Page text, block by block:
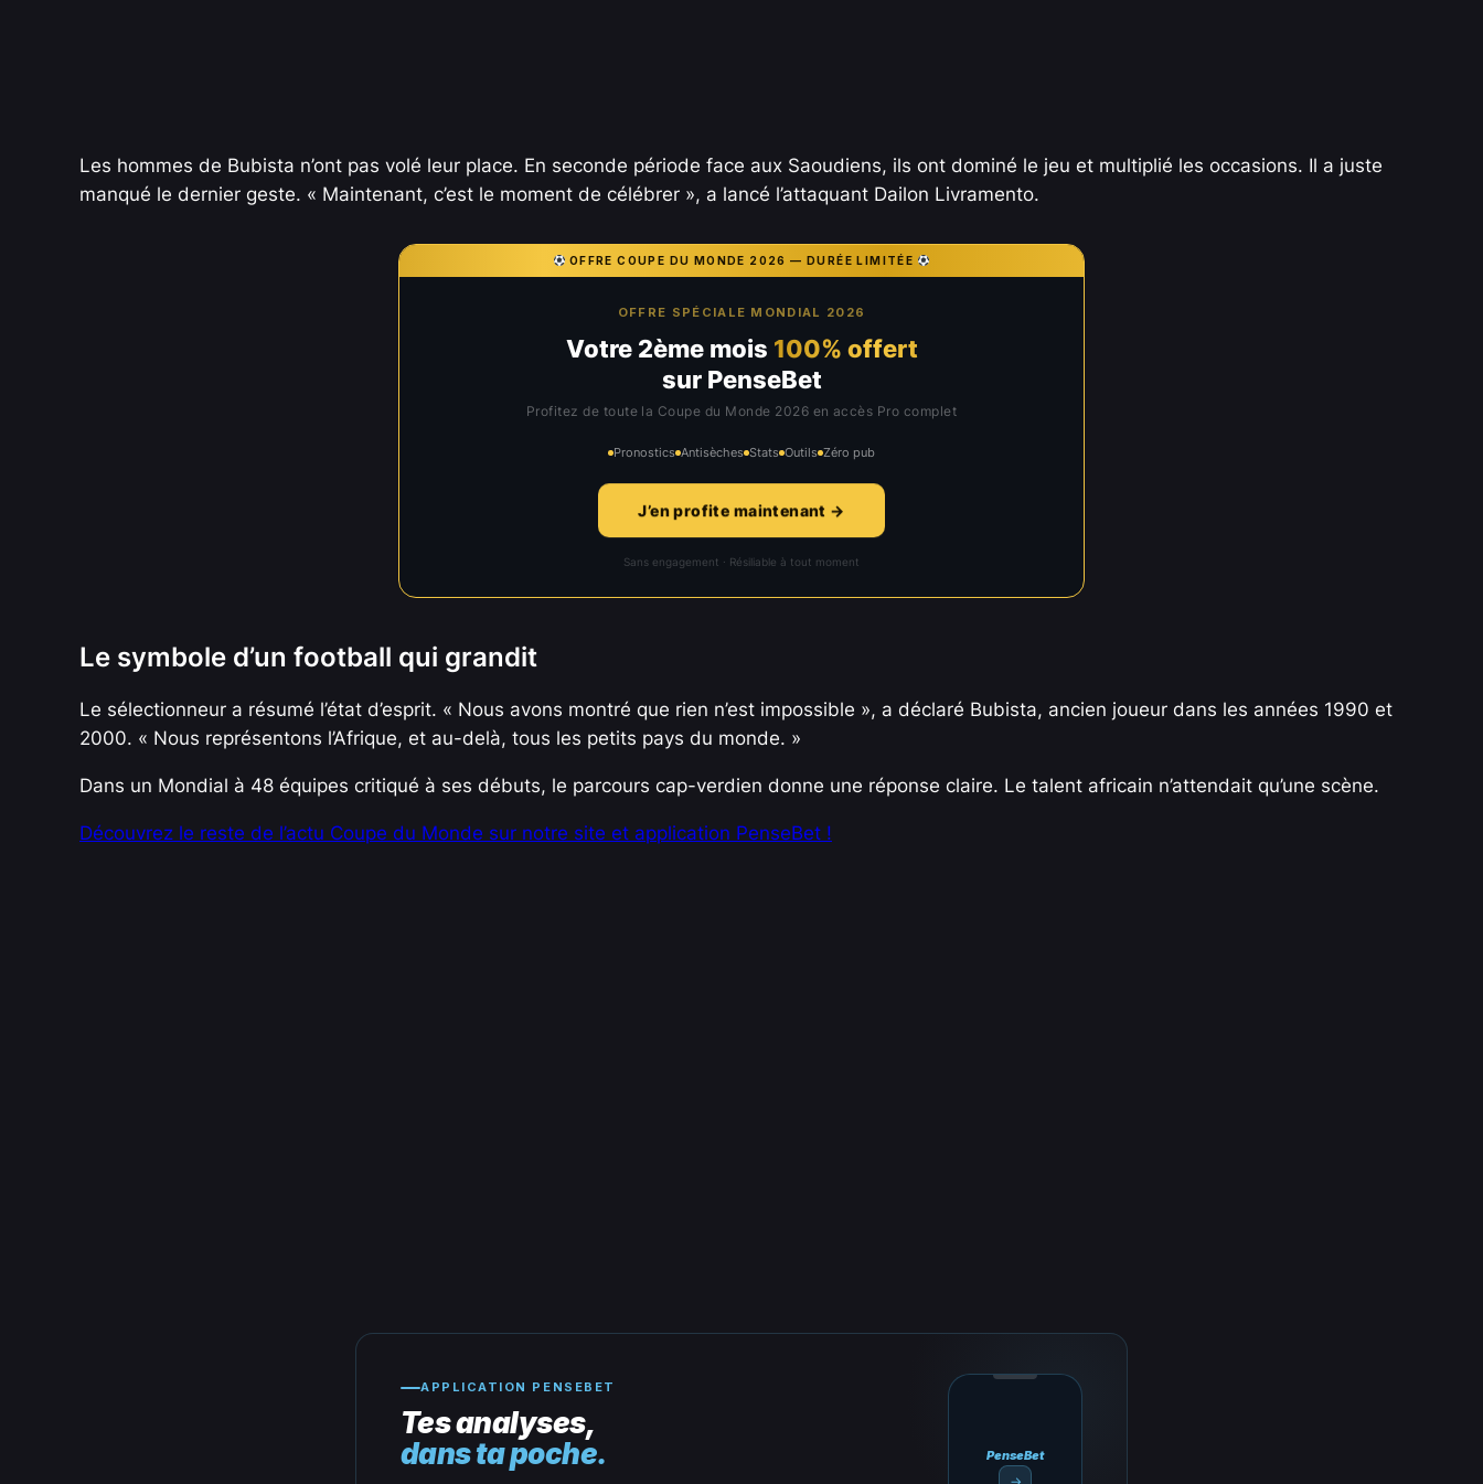
Les hommes de Bubista n’ont pas volé leur place. En seconde période face aux Saoudiens, ils ont dominé le jeu et multiplié les occasions. Il a juste
manqué le dernier geste. « Maintenant, c’est le moment de célébrer », a lancé l’attaquant Dailon Livramento.
OFFRE COUPE DU MONDE 2026 — DURÉE LIMITÉE
OFFRE SPÉCIALE MONDIAL 2026
Votre 2ème mois 100% offert
sur PenseBet
Profitez de toute la Coupe du Monde 2026 en accès Pro complet
Pronostics Antisèches Stats Outils Zéro pub
J’en profite maintenant →
Sans engagement · Résiliable à tout moment
Le symbole d’un football qui grandit
Le sélectionneur a résumé l’état d’esprit. « Nous avons montré que rien n’est impossible », a déclaré Bubista, ancien joueur dans les années 1990 et
2000. « Nous représentons l’Afrique, et au-delà, tous les petits pays du monde. »
Dans un Mondial à 48 équipes critiqué à ses débuts, le parcours cap-verdien donne une réponse claire. Le talent africain n’attendait qu’une scène.
Découvrez le reste de l’actu Coupe du Monde sur notre site et application PenseBet !
APPLICATION PENSEBET
Tes analyses,
dans ta poche.
PenseBet